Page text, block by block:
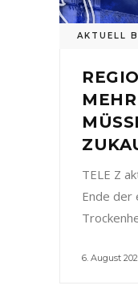
AKTUELL
TELE Z
Ende der
6. August